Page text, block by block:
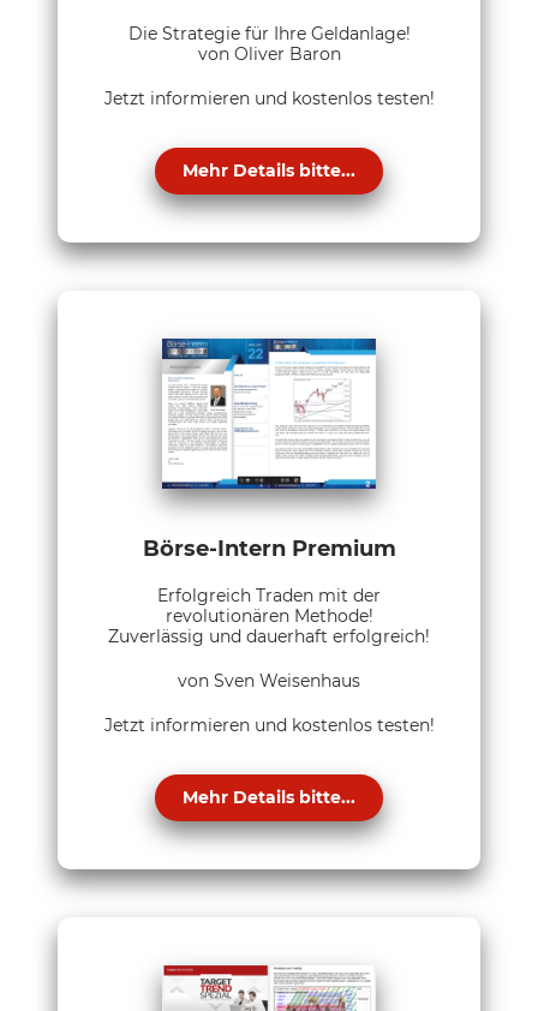
Die Strategie für Ihre Geldanlage!
von Oliver Baron
Jetzt informieren und kostenlos testen!
Mehr Details bitte...
Börse-Intern Premium
Erfolgreich Traden mit der
revolutionären Methode!
Zuverlässig und dauerhaft erfolgreich!
von Sven Weisenhaus
Jetzt informieren und kostenlos testen!
Mehr Details bitte...